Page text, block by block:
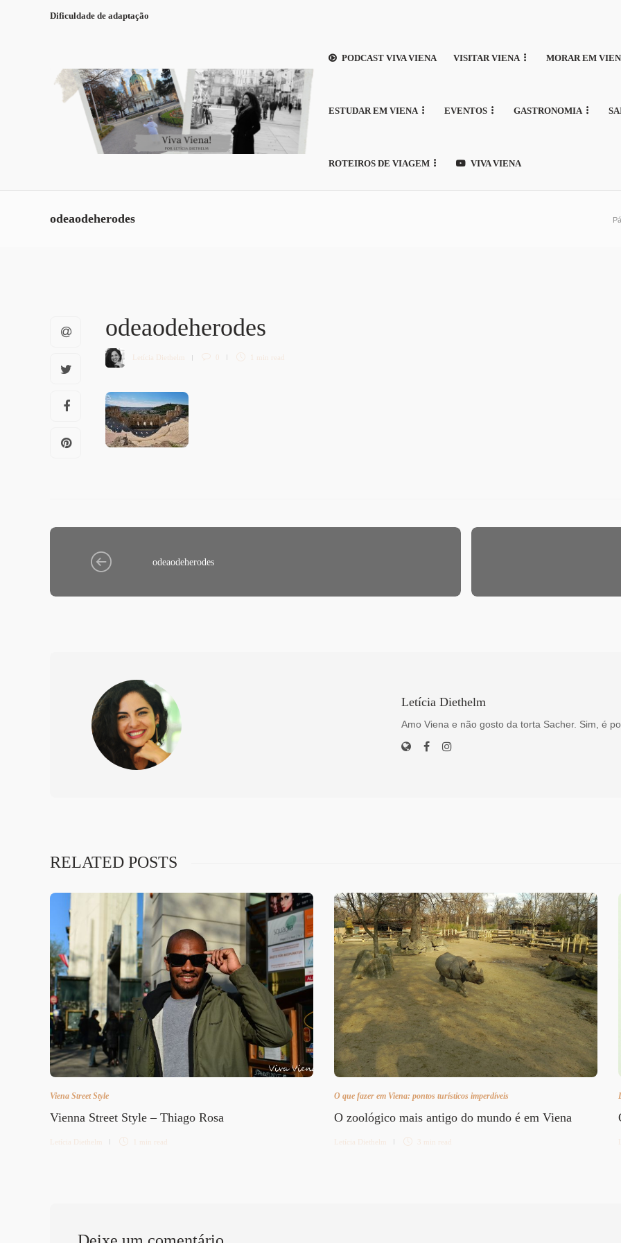
Dificuldade de adaptação
PODCAST VIVA VIENA VISITAR VIENA MORAR EM
ESTUDAR EM VIENA EVENTOS GASTRONOMIA
ROTEIROS DE VIAGEM VIVA VIENA
odeaodeherodes
odeaodeherodes
Letícia Diethelm 0 1 min read
odeaodeherodes
Letícia Diethelm
Amo Viena e não gosto da torta Sacher. Sim, é
RELATED POSTS
Viena Street Style
Vienna Street Style – Thiago Rosa
Letícia Diethelm 1 min read
O que fazer em Viena: pontos turísticos imperdíveis
O zoológico mais antigo do mundo é em Viena
Letícia Diethelm 3 min read